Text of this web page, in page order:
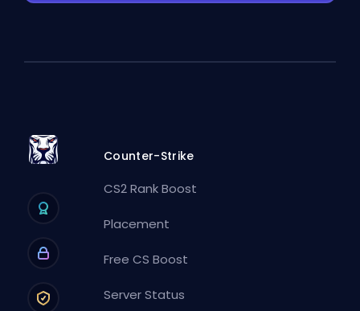
Counter-Strike
CS2 Rank Boost
Placement
Free CS Boost
Server Status